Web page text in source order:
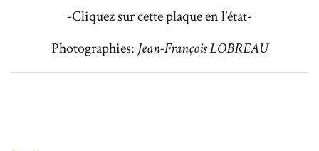
-Cliquez sur cette plaque en l’état-
Photographies: Jean-François LOBREAU